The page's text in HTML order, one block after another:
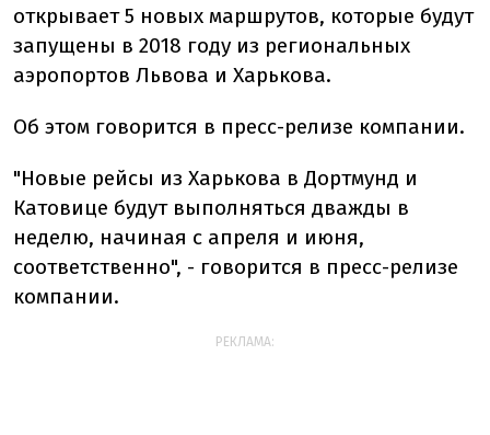
открывает 5 новых маршрутов, которые будут
запущены в 2018 году из региональных
аэропортов Львова и Харькова.
Об этом говорится в пресс-релизе компании.
"Новые рейсы из Харькова в Дортмунд и
Катовице будут выполняться дважды в
неделю, начиная с апреля и июня,
соответственно", - говорится в пресс-релизе
компании.
РЕКЛАМА: